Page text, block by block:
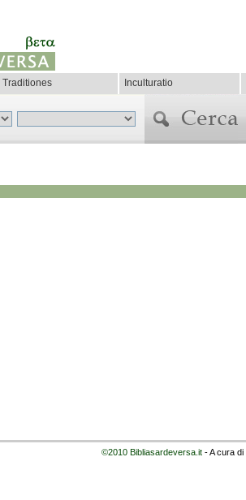
Traditiones Inculturatio
©2010 Bibliasardeversa.it - A cura di